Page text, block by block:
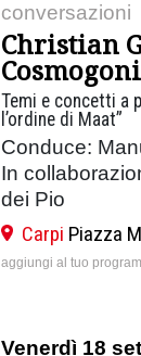
conversazioni
Christian
Temi e concetti a
l’ordine di Maat”
Conduce:
In
dei Pio
Carpi Piazza
aggiungi al tuo
Venerdì 18